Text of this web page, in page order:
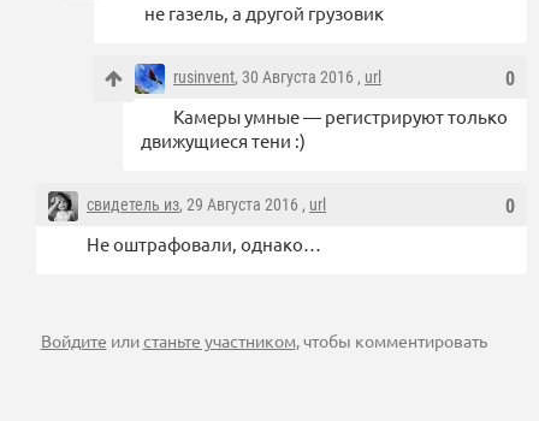
не газель, а другой грузовик
0
rusinvent, 30 Августа 2016 , url
Камеры умные — регистрируют только
движущиеся тени :)
0
свидетель из, 29 Августа 2016 , url
Не оштрафовали, однако…
Войдите илистаньте участником, чтобы комментировать